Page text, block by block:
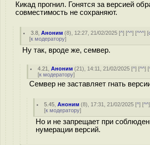
Кикад прогнил. Гонятся за версией
совместимость не сохраняют.
3.8 ,Аноним (8), 12:27, 21/02/2025 [^] [^^] [^^^] [
[к модератору]
Ну так, вроде же, семвер.
4.21 ,Аноним (21), 14:11, 21/02/2025 [^] [^^] [
[к модератору]
Семвер не заставляет гнать
5.45 ,Аноним (8), 17:31, 21/02/2025 [^] [^^
[к модератору]
Но и не запрещает при
нумерации версий.